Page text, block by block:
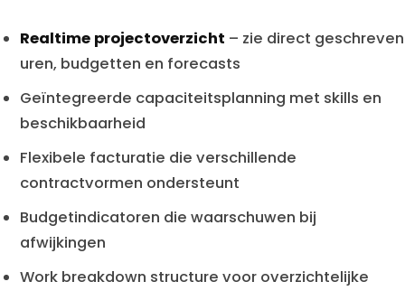
Realtime projectoverzicht – zie direct geschreven
uren, budgetten en forecasts
Geïntegreerde capaciteitsplanning met skills en
beschikbaarheid
Flexibele facturatie die verschillende
contractvormen ondersteunt
Budgetindicatoren die waarschuwen bij
afwijkingen
Work breakdown structure voor overzichtelijke